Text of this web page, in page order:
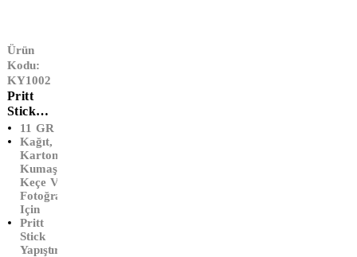
Ürün
Kodu:
KY1002
Pritt
Stick
Yapıştırı
Cı (11
GR)
11 GR
Kağıt,
Karton,
Kumaş,
Keçe Ve
Fotoğraf
Için
Pritt
Stick
Yapıştırıcı